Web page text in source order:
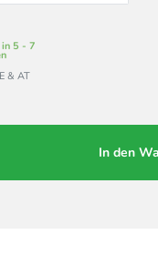
in 5 - 7
& AT
In den